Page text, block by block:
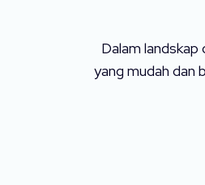
Dalam
yang mudah dan